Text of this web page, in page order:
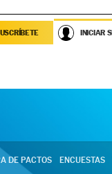
INICIAR
DE PACTOS ENCUESTAS